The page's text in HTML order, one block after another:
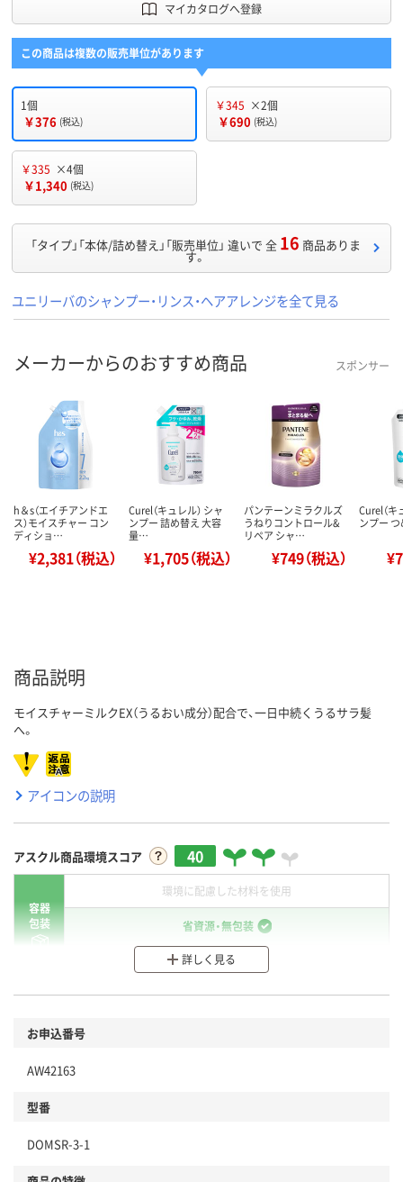
マイカタログへ登録
この商品は複数の販売単位があります
1個
￥376 (税込)
￥345 ×2個
￥690 (税込)
￥335 ×4個
￥1,340 (税込)
「タイプ」「本体/詰め替え」「販売単位」 違いで 全 16 商品ありま
す。
ユニリーバのシャンプー・リンス・ヘアアレンジを全て見る
メーカーからのおすすめ商品 スポンサー
h＆s（エイチアンドエ
ス）モイスチャー コン
ディショ…
¥2,381（税込）
Curel（キュレル） シャ
ンプー 詰め替え 大容
量…
¥1,705（税込）
パンテーンミラクルズ
うねりコントロール&
リペア シャ…
¥749（税込）
Curel（キ
ンプー
商品説明
モイスチャーミルクEX（うるおい成分）配合で、一日中続くうるサラ髪
へ。
アイコンの説明
アスクル商品環境スコア 40
容器
包装
環境に配慮した材料を使用
省資源・無包装
分別・リサイクルしやすい設計
商品
本体
仕組
詳しく見る
お申込番号
AW42163
型番
DOMSR-3-1